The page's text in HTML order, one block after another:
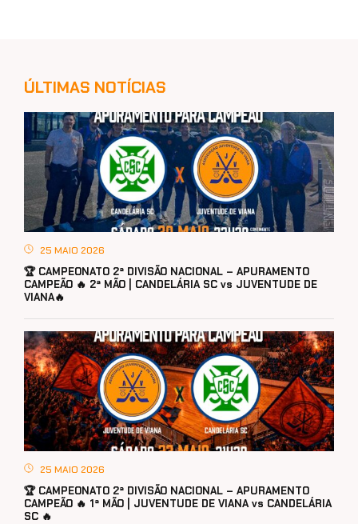
ÚLTIMAS NOTÍCIAS
25 MAIO 2026
🏆 CAMPEONATO 2ª DIVISÃO NACIONAL – APURAMENTO
CAMPEÃO 🔥 2ª MÃO | CANDELÁRIA SC vs JUVENTUDE DE
VIANA🔥
25 MAIO 2026
🏆 CAMPEONATO 2ª DIVISÃO NACIONAL – APURAMENTO
CAMPEÃO 🔥 1ª MÃO | JUVENTUDE DE VIANA vs CANDELÁRIA
SC 🔥